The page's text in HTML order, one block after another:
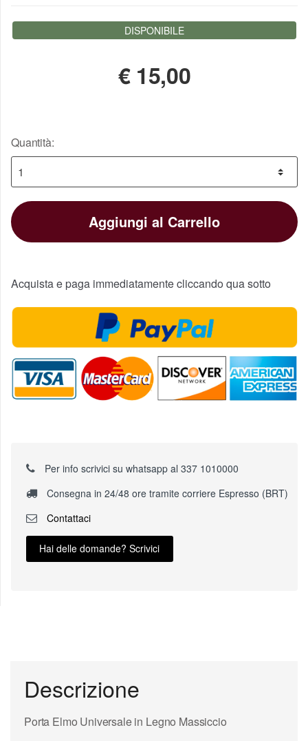
15 giugno 2017 chiara.decaprio
particolarmente elegante e funzionate per
qualsiasi tipo di elmo (nel mio caso un elmo
templare).
21 novembre 2016 dani.ra
DISPONIBILE
€ 15,00
Quantità:
Aggiungi al Carrello
Acquista e paga immediatamente cliccando qua sotto
Per info scrivici su whatsapp al 337 1010000
Consegna in 24/48 ore tramite corriere Espresso (BRT)
Contattaci
Hai delle domande? Scrivici
Descrizione
Porta Elmo Universale in Legno Massiccio